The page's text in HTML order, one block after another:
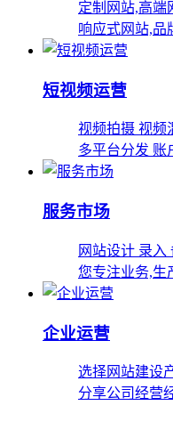
定制网站,高端
响应式网站,品
短视频运营
视频拍摄 视频
多平台分发 账
服务市场
网站设计 录入
您专注业务,生
企业运营
选择网站建设
分享公司经营